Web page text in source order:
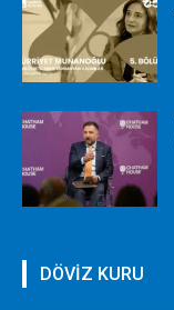
DÖVİZ KURU